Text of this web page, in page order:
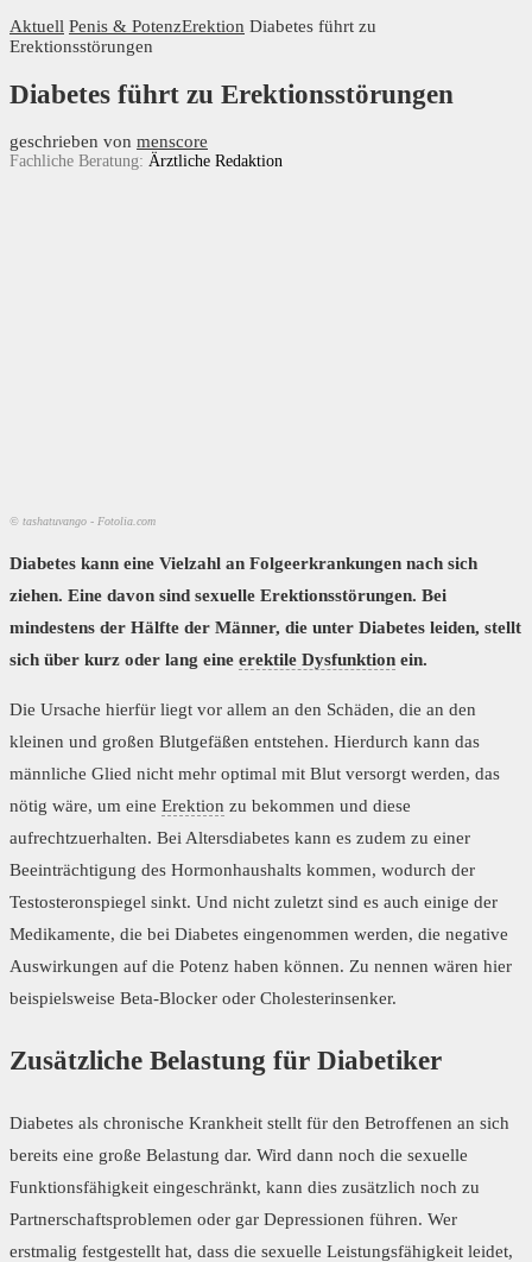
Aktuell Penis & PotenzErektion Diabetes führt zu
Erektionsstörungen
Diabetes führt zu Erektionsstörungen
geschrieben von menscore
Fachliche Beratung: Ärztliche Redaktion
© tashatuvango - Fotolia.com
Diabetes kann eine Vielzahl an Folgeerkrankungen nach sich
ziehen. Eine davon sind sexuelle Erektionsstörungen. Bei
mindestens der Hälfte der Männer, die unter Diabetes leiden, stellt
sich über kurz oder lang eine erektile Dysfunktion ein.
Die Ursache hierfür liegt vor allem an den Schäden, die an den
kleinen und großen Blutgefäßen entstehen. Hierdurch kann das
männliche Glied nicht mehr optimal mit Blut versorgt werden, das
nötig wäre, um eine Erektion zu bekommen und diese
aufrechtzuerhalten. Bei Altersdiabetes kann es zudem zu einer
Beeinträchtigung des Hormonhaushalts kommen, wodurch der
Testosteronspiegel sinkt. Und nicht zuletzt sind es auch einige der
Medikamente, die bei Diabetes eingenommen werden, die negative
Auswirkungen auf die Potenz haben können. Zu nennen wären hier
beispielsweise Beta-Blocker oder Cholesterinsenker.
Zusätzliche Belastung für Diabetiker
Diabetes als chronische Krankheit stellt für den Betroffenen an sich
bereits eine große Belastung dar. Wird dann noch die sexuelle
Funktionsfähigkeit eingeschränkt, kann dies zusätzlich noch zu
Partnerschaftsproblemen oder gar Depressionen führen. Wer
erstmalig festgestellt hat, dass die sexuelle Leistungsfähigkeit leidet,